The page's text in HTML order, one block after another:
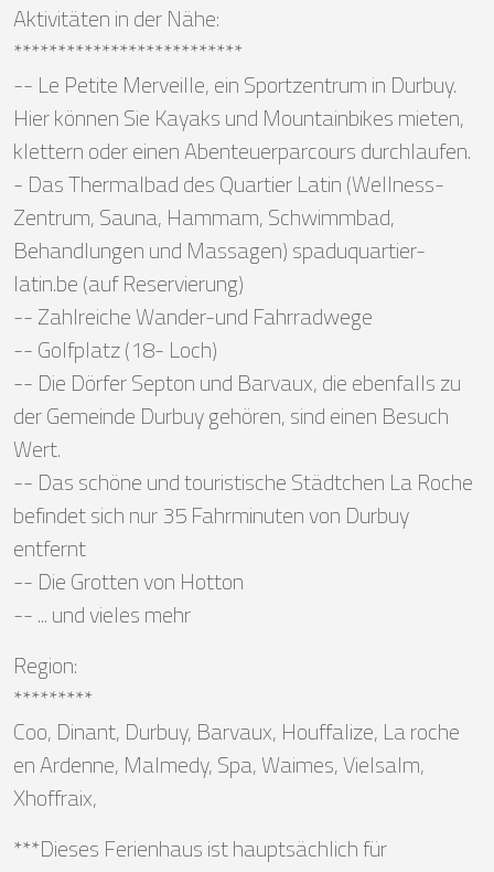
Aktivitäten in der Nähe:
**************************
-- Le Petite Merveille, ein Sportzentrum in Durbuy.
Hier können Sie Kayaks und Mountainbikes mieten,
klettern oder einen Abenteuerparcours durchlaufen.
- Das Thermalbad des Quartier Latin (Wellness-
Zentrum, Sauna, Hammam, Schwimmbad,
Behandlungen und Massagen) spaduquartier-
latin.be (auf Reservierung)
-- Zahlreiche Wander-und Fahrradwege
-- Golfplatz (18- Loch)
-- Die Dörfer Septon und Barvaux, die ebenfalls zu
der Gemeinde Durbuy gehören, sind einen Besuch
Wert.
-- Das schöne und touristische Städtchen La Roche
befindet sich nur 35 Fahrminuten von Durbuy
entfernt
-- Die Grotten von Hotton
-- ... und vieles mehr
Region:
*********
Coo, Dinant, Durbuy, Barvaux, Houffalize, La roche
en Ardenne, Malmedy, Spa, Waimes, Vielsalm,
Xhoffraix,
***Dieses Ferienhaus ist hauptsächlich für